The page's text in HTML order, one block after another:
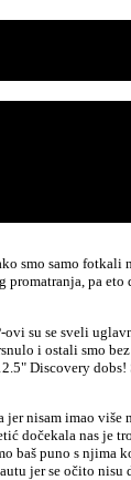
smo samo fotkali
pa eto
ovi su se sveli
i ostali smo bez
Discovery dobs!
nisam imao više
dočekala nas je
baš puno s njima
jer se očito nisu